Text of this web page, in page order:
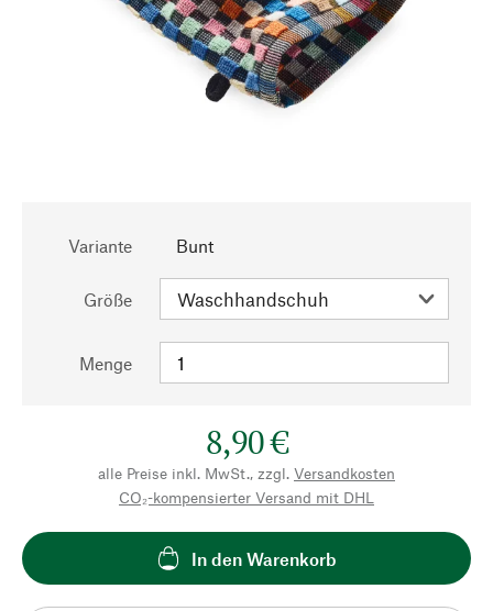
Variante Bunt
Größe
Menge
8,90 €
alle Preise inkl. MwSt., zzgl. Versandkosten
CO₂-kompensierter Versand mit DHL
In den Warenkorb